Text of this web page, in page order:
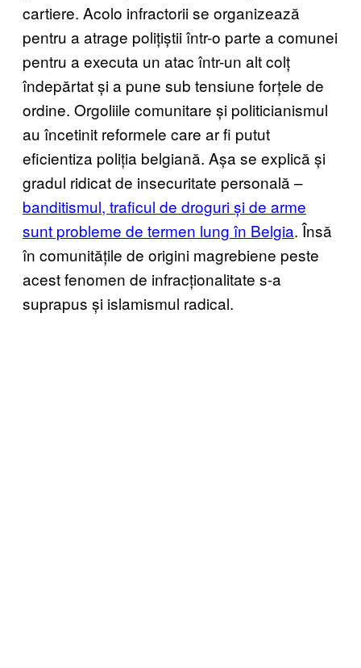
cartiere. Acolo infractorii se organizează
pentru a atrage polițiștii într-o parte a comunei
pentru a executa un atac într-un alt colț
îndepărtat și a pune sub tensiune forțele de
ordine. Orgoliile comunitare și politicianismul
au încetinit reformele care ar fi putut
eficientiza poliția belgiană. Așa se explică și
gradul ridicat de insecuritate personală –
banditismul, traficul de droguri și de arme
sunt probleme de termen lung în Belgia. Însă
în comunitățile de origini magrebiene peste
acest fenomen de infracționalitate s-a
suprapus și islamismul radical.